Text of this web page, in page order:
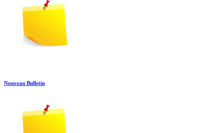
Nouveau Bulletin